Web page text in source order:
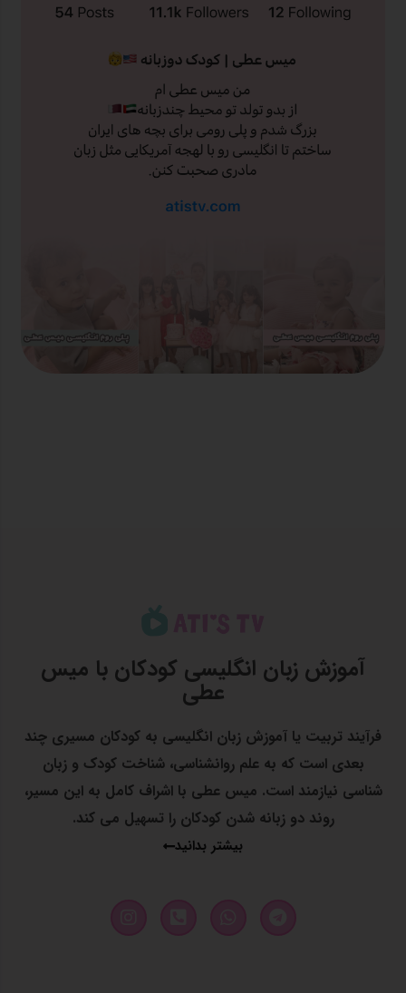
آموزش زبان انگلیسی کودکان با میس
عطی
فرآیند تربیت یا آموزش زبان انگلیسی به کودکان مسیری چند
بعدی است که به علم روانشناسی، شناخت کودک و زبان
شناسی نیازمند است. میس عطی با اشراف کامل به این مسیر،
روند دو زبانه شدن کودکان را تسهیل می کند.
بیشتر بدانید